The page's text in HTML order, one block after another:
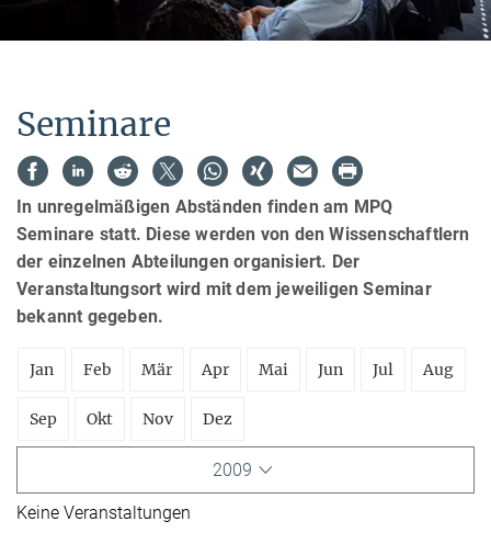
Seminare
In unregelmäßigen Abständen finden am MPQ
Seminare statt. Diese werden von den Wissenschaftlern
der einzelnen Abteilungen organisiert. Der
Veranstaltungsort wird mit dem jeweiligen Seminar
bekannt gegeben.
Jan Feb Mär Apr Mai Jun Jul Aug
Sep Okt Nov Dez
2009
Keine Veranstaltungen